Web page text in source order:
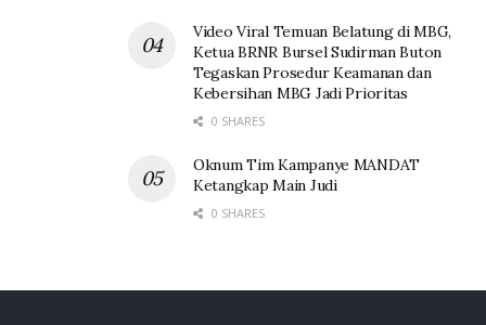
Video Viral Temuan Belatung di MBG,
Ketua BRNR Bursel Sudirman Buton
Tegaskan Prosedur Keamanan dan
Kebersihan MBG Jadi Prioritas
0 SHARES
Oknum Tim Kampanye MANDAT
Ketangkap Main Judi
0 SHARES